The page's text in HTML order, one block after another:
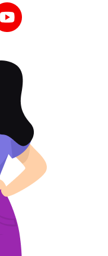
logistics
trong QR logistics
hệ